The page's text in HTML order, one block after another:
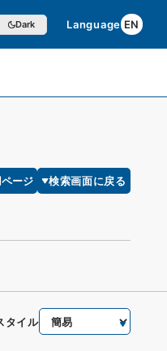
Dark Language EN
ージ 検索画面に戻る
タイル